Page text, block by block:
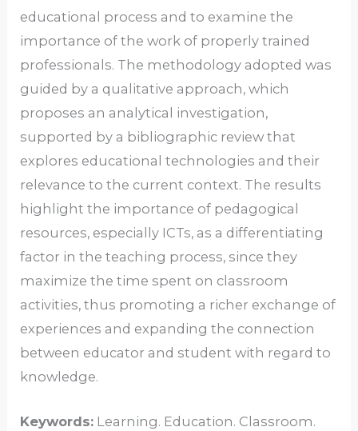
educational process and to examine the
importance of the work of properly trained
professionals. The methodology adopted was
guided by a qualitative approach, which
proposes an analytical investigation,
supported by a bibliographic review that
explores educational technologies and their
relevance to the current context. The results
highlight the importance of pedagogical
resources, especially ICTs, as a differentiating
factor in the teaching process, since they
maximize the time spent on classroom
activities, thus promoting a richer exchange of
experiences and expanding the connection
between educator and student with regard to
knowledge.
Keywords: Learning. Education. Classroom.